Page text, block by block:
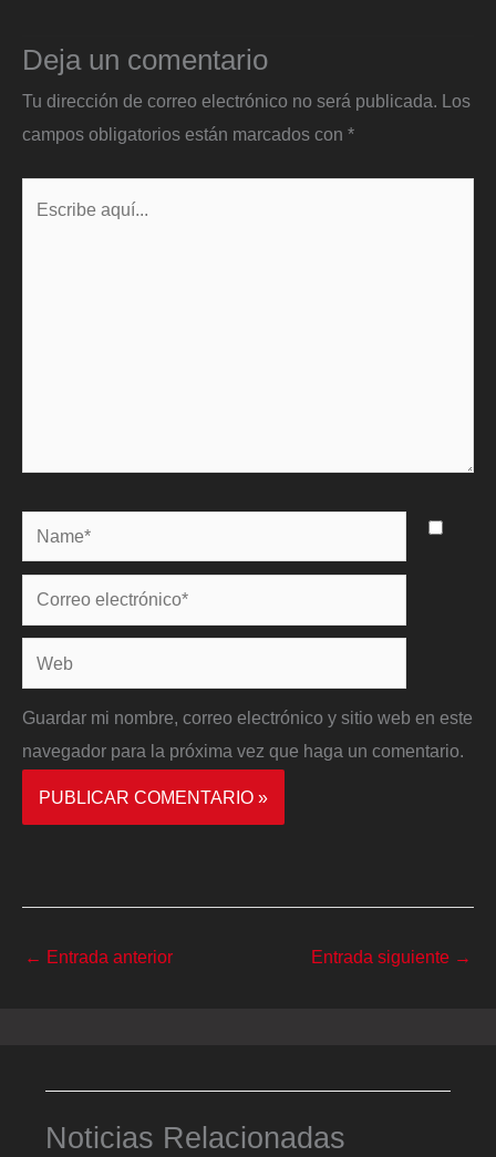
Deja un comentario
Tu dirección de correo electrónico no será publicada. Los
campos obligatorios están marcados con *
Name*
Correo
electrónico*
Web
Guardar mi nombre, correo electrónico y sitio web en este
navegador para la próxima vez que haga un comentario.
← Entrada anterior Entrada siguiente →
Noticias Relacionadas